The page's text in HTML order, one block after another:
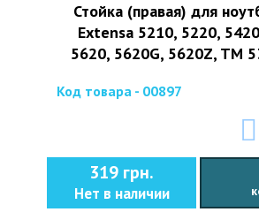
Стойка (правая) для
Extensa 5210, 5220,
5620, 5620G, 5620Z, TM
Код товара - 00897
319 грн.
Нет в наличии